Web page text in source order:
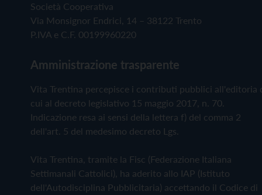
Società Cooperativa
Via Monsignor Endrici, 14 – 38122 Trento
P.IVA e C.F. 00199960220
Amministrazione trasparente
Vita Trentina percepisce i contributi pubblici all'editoria
cui al decreto legislativo 15 maggio 2017, n. 70.
Indicazione resa ai sensi della lettera f) del comma 2
dell'art. 5 del medesimo decreto Lgs.
Vita Trentina, tramite la Fisc (Federazione Italiana
Settimanali Cattolici), ha aderito allo IAP (Istituto
dell'Autodisciplina Pubblicitaria) accettando il Codice di